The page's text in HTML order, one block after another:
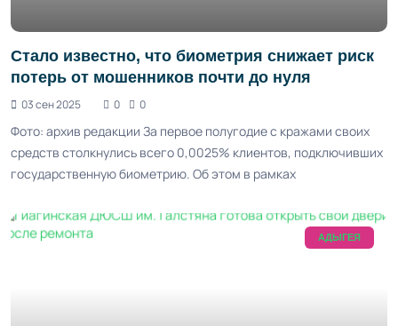
Стало известно, что биометрия снижает риск
потерь от мошенников почти до нуля
03 сен 2025 0 0
Фото: архив редакции За первое полугодие с кражами своих
средств столкнулись всего 0,0025% клиентов, подключивших
государственную биометрию. Об этом в рамках
АДЫГЕЯ